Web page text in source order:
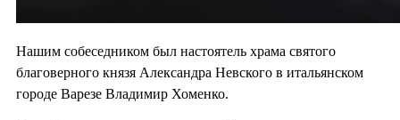
Нашим собеседником был настоятель храма святого
благоверного князя Александра Невского в итальянском
городе Варезе Владимир Хоменко.